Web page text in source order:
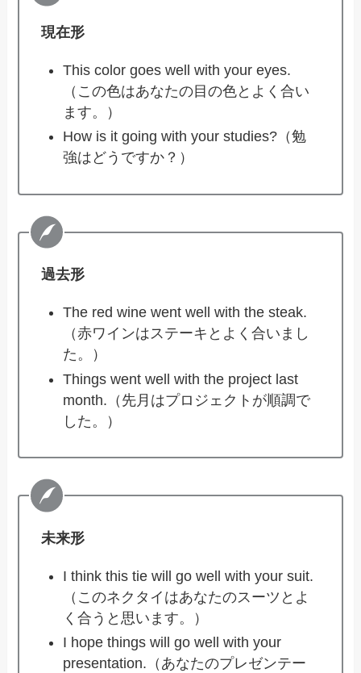
現在形
This color goes well with your eyes.
（この色はあなたの目の色とよく合い
ます。）
How is it going with your studies?（勉
強はどうですか？）
過去形
The red wine went well with the steak.
（赤ワインはステーキとよく合いまし
た。）
Things went well with the project last
month.（先月はプロジェクトが順調で
した。）
未来形
I think this tie will go well with your suit.
（このネクタイはあなたのスーツとよ
く合うと思います。）
I hope things will go well with your
presentation.（あなたのプレゼンテー